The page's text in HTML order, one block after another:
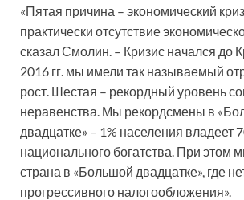
«Пятая причина – экономический
практически отсутствие
сказал Смолин. – Кризис начался до
2016 гг. мы имели так называемый
рост. Шестая – рекордный уровень
неравенства. Мы рекордсмены в
двадцатке» – 1% населения владеет
национального богатства. При этом
страна в «Большой двадцатке», где
прогрессивного налогообложения».